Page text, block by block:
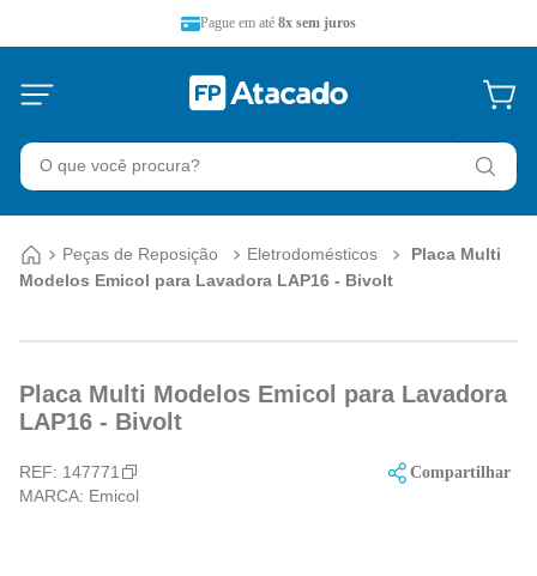
Pague em até 8x sem juros
O que você procura?
Peças de Reposição Eletrodomésticos
Placa Multi
Modelos Emicol para Lavadora LAP16 - Bivolt
Placa Multi Modelos Emicol para Lavadora
LAP16 - Bivolt
REF: 147771
MARCA: Emicol
Compartilhar